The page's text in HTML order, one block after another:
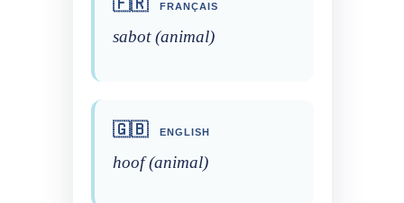
FRANÇAIS
sabot (animal)
🇬🇧 ENGLISH
hoof (animal)